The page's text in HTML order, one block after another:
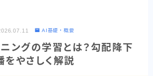
まとめ）
AI基礎・概要
ングの学習とは？勾配降下
をやさしく解説